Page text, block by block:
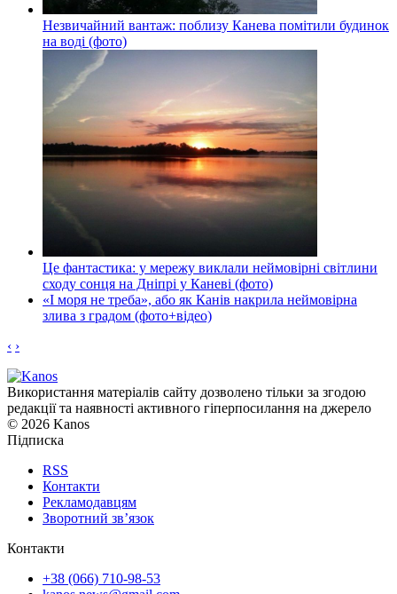
Незвичайний вантаж: поблизу Канева помітили будинок
на воді (фото)
Це фантастика: у мережу виклали неймовірні світлини
сходу сонця на Дніпрі у Каневі (фото)
«І моря не треба», або як Канів накрила неймовірна
злива з градом (фото+відео)
‹ ›
Використання матеріалів сайту дозволено тільки за згодою
редакції та наявності активного гіперпосилання на джерело
© 2026 Kanos
Підписка
RSS
Контакти
Рекламодавцям
Зворотний зв’язок
Контакти
+38 (066) 710-98-53